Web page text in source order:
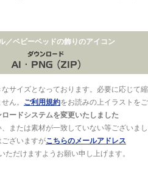
／ベビーベッドの飾りのアイコン
サイズとなっております。必要に応じて縮
ん。 ご利用規約をお読みの上イラストをご
ードシステムを変更いたしました
または素材が一致していない等ございま
ございますがこちらのメールアドレス
ただけますようお願い申し上げます。